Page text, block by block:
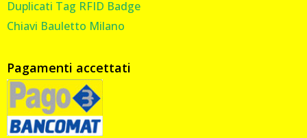
Duplicati Tag RFID Badge
Chiavi Bauletto Milano
Pagamenti accettati